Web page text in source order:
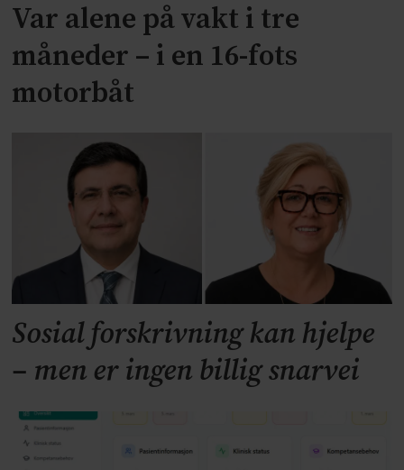
Var alene på vakt i tre
måneder – i en 16-fots
motorbåt
Sosial forskrivning kan hjelpe
– men er ingen billig snarvei